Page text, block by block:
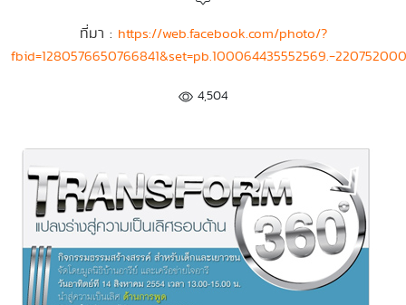
ที่มา : https://web.facebook.com/photo/?
fbid=1280576650766841&set=pb.100064435552569.-
4,504